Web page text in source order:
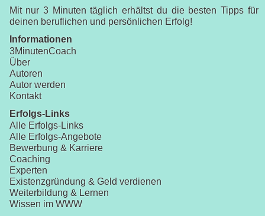
Mit nur 3 Minuten täglich erhältst du die besten Tipps für
deinen beruflichen und persönlichen Erfolg!
Informationen
3MinutenCoach
Über
Autoren
Autor werden
Kontakt
Erfolgs-Links
Alle Erfolgs-Links
Alle Erfolgs-Angebote
Bewerbung & Karriere
Coaching
Experten
Existenzgründung & Geld verdienen
Weiterbildung & Lernen
Wissen im WWW